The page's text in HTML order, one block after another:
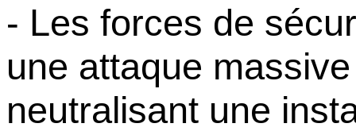
- Les forces de
une attaque
neutralisant une